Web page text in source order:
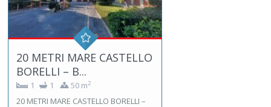
20 METRI MARE CASTELLO
BORELLI – B...
1 1 50 m2
20 METRI MARE CASTELLO BORELLI –